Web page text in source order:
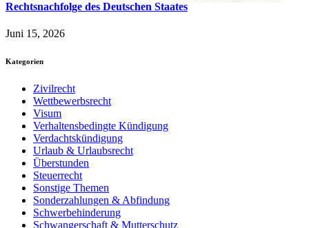
Rechtsnachfolge des Deutschen Staates
Juni 15, 2026
Kategorien
Zivilrecht
Wettbewerbsrecht
Visum
Verhaltensbedingte Kündigung
Verdachtskündigung
Urlaub & Urlaubsrecht
Überstunden
Steuerrecht
Sonstige Themen
Sonderzahlungen & Abfindung
Schwerbehinderung
Schwangerschaft & Mutterschutz